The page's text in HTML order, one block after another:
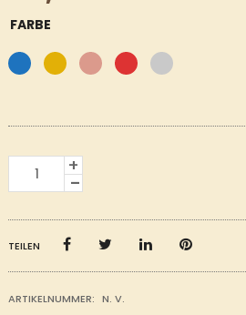
FARBE
LIPPENBALSAM
MENGE
TEILEN
ARTIKELNUMMER: N. V.